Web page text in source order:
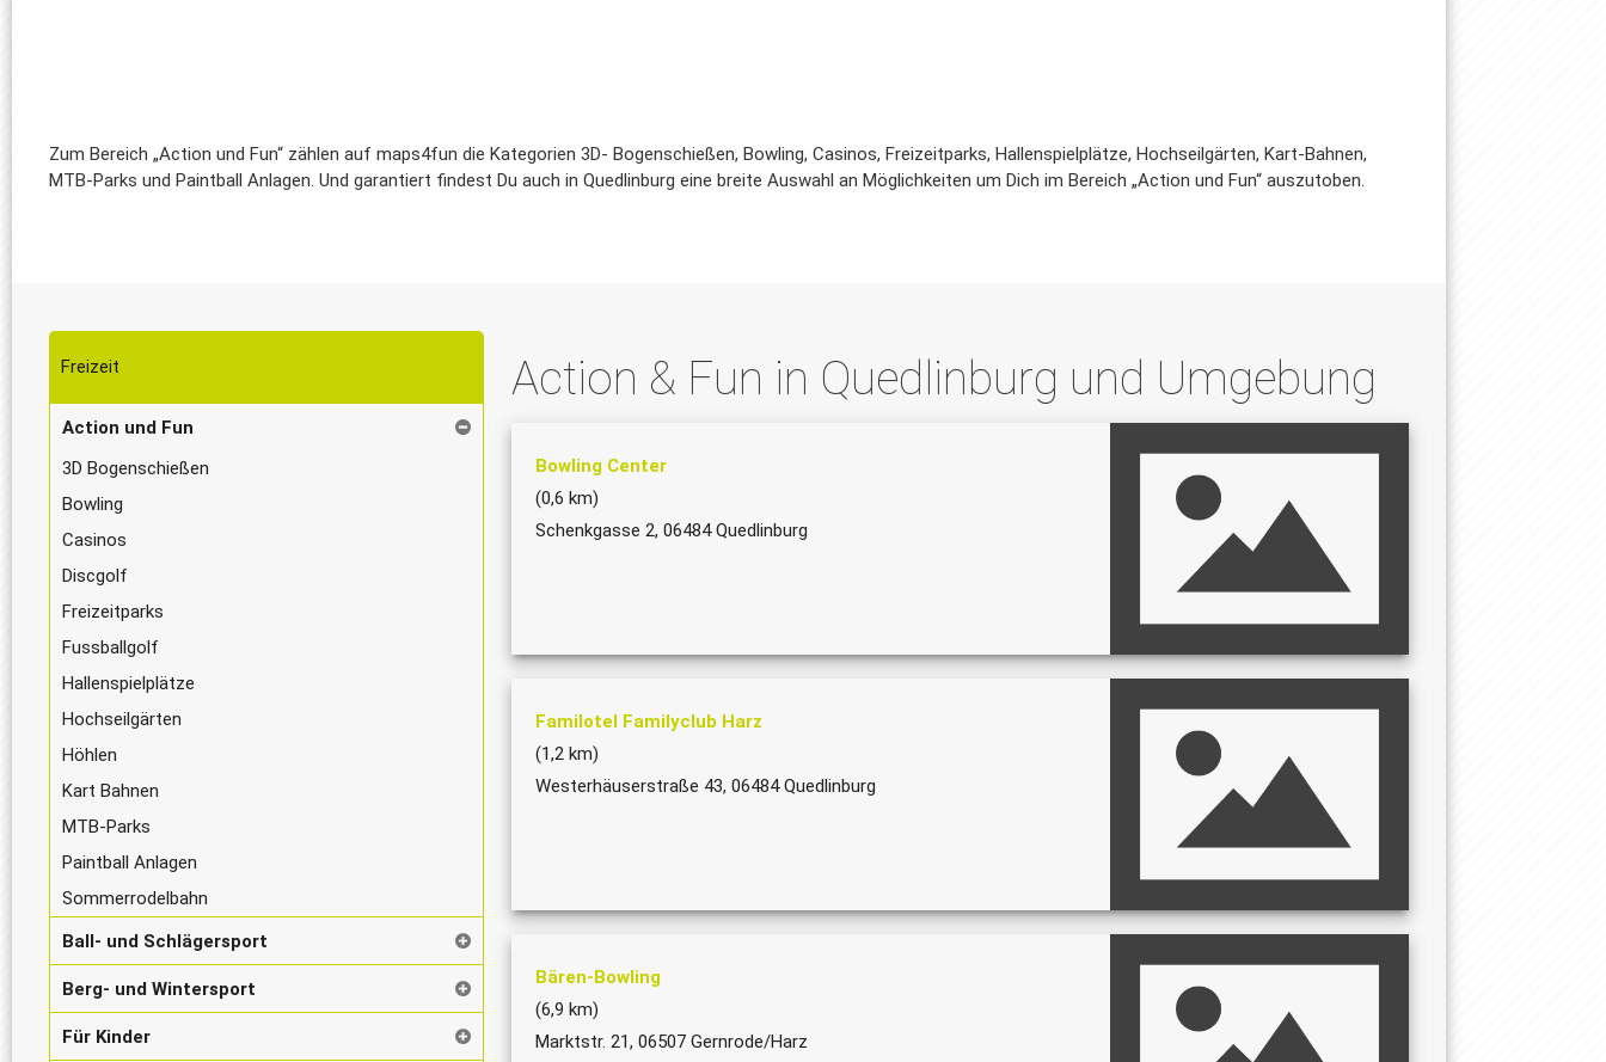
Zum Bereich „Action und Fun“ zählen auf maps4fun die Kategorien 3D- Bogenschießen, Bowling, Casinos, Freizeitparks, Hallenspielplätze, Hochseilgärten, Kart-Bahnen,
MTB-Parks und Paintball Anlagen. Und garantiert findest Du auch in Quedlinburg eine breite Auswahl an Möglichkeiten um Dich im Bereich „Action und Fun“ auszutoben.
Freizeit
Action und Fun
3D Bogenschießen
Bowling
Casinos
Discgolf
Freizeitparks
Fussballgolf
Hallenspielplätze
Hochseilgärten
Höhlen
Kart Bahnen
MTB-Parks
Paintball Anlagen
Sommerrodelbahn
Ball- und Schlägersport
Berg- und Wintersport
Für Kinder
Action & Fun in Quedlinburg und Umgebung
Bowling Center
(0,6 km)
Schenkgasse 2, 06484 Quedlinburg
Familotel Familyclub Harz
(1,2 km)
Westerhäuserstraße 43, 06484 Quedlinburg
Bären-Bowling
(6,9 km)
Marktstr. 21, 06507 Gernrode/Harz